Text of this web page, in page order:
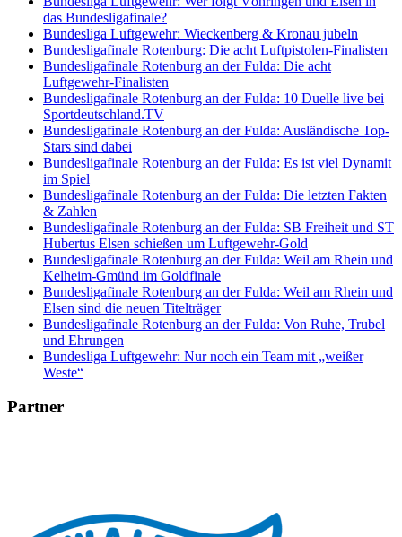
das Bundesligafinale?
Bundesliga Luftgewehr: Wieckenberg & Kronau jubeln
Bundesligafinale Rotenburg: Die acht Luftpistolen-Finalisten
Bundesligafinale Rotenburg an der Fulda: Die acht
Luftgewehr-Finalisten
Bundesligafinale Rotenburg an der Fulda: 10 Duelle live bei
Sportdeutschland.TV
Bundesligafinale Rotenburg an der Fulda: Ausländische Top-
Stars sind dabei
Bundesligafinale Rotenburg an der Fulda: Es ist viel Dynamit
im Spiel
Bundesligafinale Rotenburg an der Fulda: Die letzten Fakten
& Zahlen
Bundesligafinale Rotenburg an der Fulda: SB Freiheit und ST
Hubertus Elsen schießen um Luftgewehr-Gold
Bundesligafinale Rotenburg an der Fulda: Weil am Rhein und
Kelheim-Gmünd im Goldfinale
Bundesligafinale Rotenburg an der Fulda: Weil am Rhein und
Elsen sind die neuen Titelträger
Bundesligafinale Rotenburg an der Fulda: Von Ruhe, Trubel
und Ehrungen
Bundesliga Luftgewehr: Nur noch ein Team mit „weißer
Weste“
Partner